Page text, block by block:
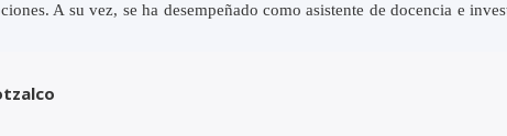
A su vez, se ha desempeñado como asistente de docencia e